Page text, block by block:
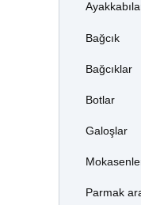
Bağcık
Bağcıklar
Botlar
Galoşlar
Parmak